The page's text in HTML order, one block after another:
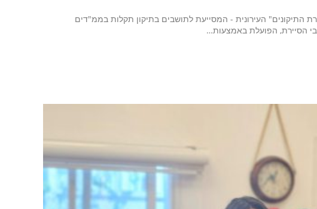
העירונית - המסייעת לתושבים בתיקון תקלות בממ"דים
הסיירת, הפועלת באמצעות…